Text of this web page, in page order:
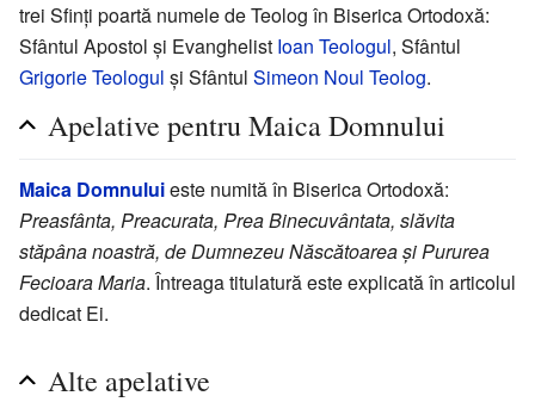
trei Sfinți poartă numele de Teolog în Biserica Ortodoxă:
Sfântul Apostol și Evanghelist Ioan Teologul, Sfântul
Grigorie Teologul și Sfântul Simeon Noul Teolog.
Apelative pentru Maica Domnului
Maica Domnuluieste numită în Biserica Ortodoxă:
Preasfânta, Preacurata, Prea Binecuvântata, slăvita
stăpâna noastră, de Dumnezeu Născătoarea și Pururea
Fecioara Maria. Întreaga titulatură este explicată în articolul
dedicat Ei.
Alte apelative